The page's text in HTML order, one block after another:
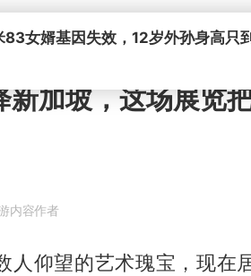
新加坡，这场展览
内容作者
人仰望的艺术瑰宝，现在